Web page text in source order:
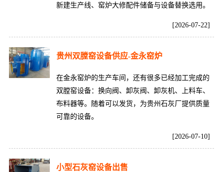
新建生产线、窑炉大修配件储备与设备替换选用。
[2026-07-22]
贵州双膛窑设备供应-金永窑炉
在金永窑炉的生产车间，还有很多已经加工完成的
双膛窑设备：换向阀、卸灰阀、卸灰机、上料车、
布料器等。随着可以发货，为贵州石灰厂提供质量
可靠的设备。
[2026-07-10]
小型石灰窑设备出售